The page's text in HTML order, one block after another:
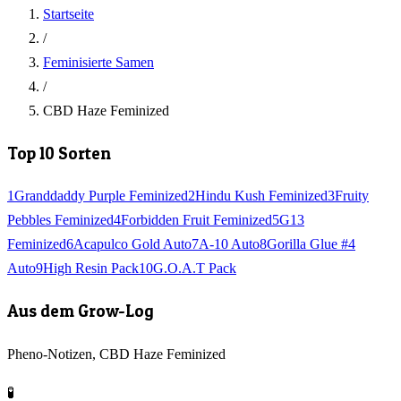
Startseite
/
Feminisierte Samen
/
CBD Haze Feminized
Top 10 Sorten
1Granddaddy Purple Feminized2Hindu Kush Feminized3Fruity
Pebbles Feminized4Forbidden Fruit Feminized5G13
Feminized6Acapulco Gold Auto7A-10 Auto8Gorilla Glue #4
Auto9High Resin Pack10G.O.A.T Pack
Aus dem Grow-Log
Pheno-Notizen, CBD Haze Feminized
🧪